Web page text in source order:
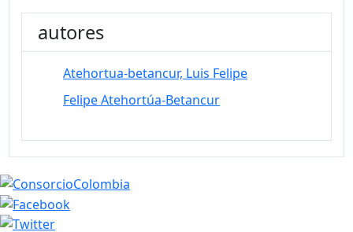
autores
Atehortua-betancur, Luis Felipe
Felipe Atehortúa-Betancur